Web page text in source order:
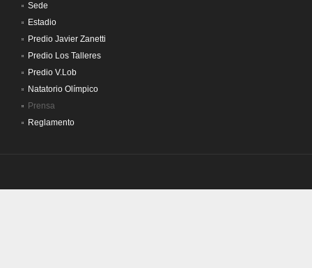
Sede
Estadio
Predio Javier Zanetti
Predio Los Talleres
Predio V.Lob
Natatorio Olímpico
Prensa
Reglamento